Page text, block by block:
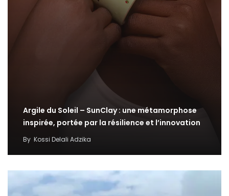
Argile du Soleil – SunClay : une métamorphose
inspirée, portée par la résilience et l’innovation
By Kossi Delali Adzika